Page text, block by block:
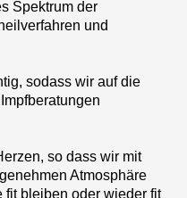
Spektrum der
und
sodass wir auf die
so dass wir mit
Atmosphäre
fit bleiben oder wieder fit